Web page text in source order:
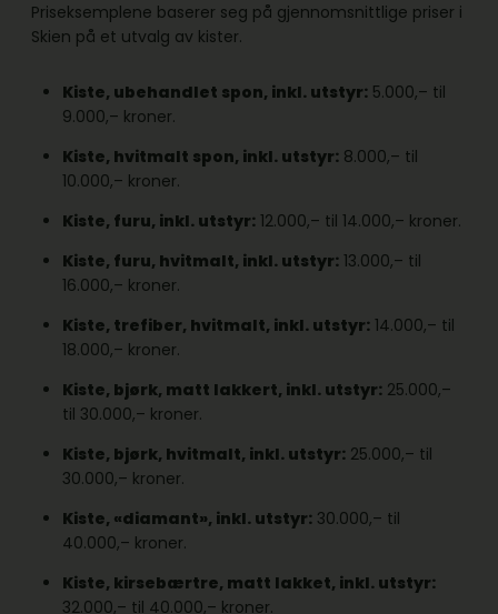
Priseksemplene baserer seg på gjennomsnittlige priser i
Skien på et utvalg av kister.
Kiste, ubehandlet spon, inkl. utstyr: 5.000,– til
9.000,– kroner.
Kiste, hvitmalt spon, inkl. utstyr: 8.000,– til
10.000,– kroner.
Kiste, furu, inkl. utstyr: 12.000,– til 14.000,– kroner.
Kiste, furu, hvitmalt, inkl. utstyr: 13.000,– til
16.000,– kroner.
Kiste, trefiber, hvitmalt, inkl. utstyr: 14.000,– til
18.000,– kroner.
Kiste, bjørk, matt lakkert, inkl. utstyr: 25.000,–
til 30.000,– kroner.
Kiste, bjørk, hvitmalt, inkl. utstyr: 25.000,– til
30.000,– kroner.
Kiste, «diamant», inkl. utstyr: 30.000,– til
40.000,– kroner.
Kiste, kirsebærtre, matt lakket, inkl. utstyr:
32.000,– til 40.000,– kroner.